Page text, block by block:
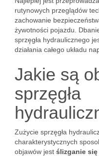
rutynowych przeglądów
zachowanie
żywotności pojazdu.
sprzęgła hydraulicznego
działania całego układu
Jakie są
sprzęgła
Zużycie sprzęgła
charakterystycznych
objawów jest ślizganie się